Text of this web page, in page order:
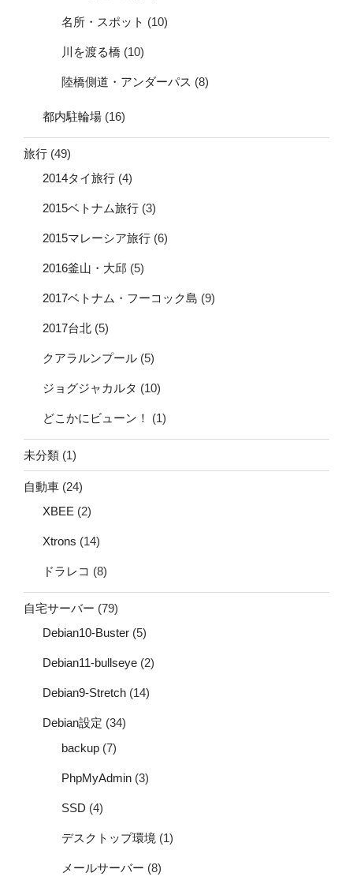
名所・スポット (10)
川を渡る橋 (10)
陸橋側道・アンダーパス (8)
都内駐輪場 (16)
旅行 (49)
2014タイ旅行 (4)
2015ベトナム旅行 (3)
2015マレーシア旅行 (6)
2016釜山・大邱 (5)
2017ベトナム・フーコック島 (9)
2017台北 (5)
クアラルンプール (5)
ジョグジャカルタ (10)
どこかにビューン！ (1)
未分類 (1)
自動車 (24)
XBEE (2)
Xtrons (14)
ドラレコ (8)
自宅サーバー (79)
Debian10-Buster (5)
Debian11-bullseye (2)
Debian9-Stretch (14)
Debian設定 (34)
backup (7)
PhpMyAdmin (3)
SSD (4)
デスクトップ環境 (1)
メールサーバー (8)